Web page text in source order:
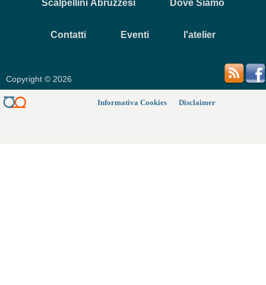
Scalpellini Abruzzesi Dove Siamo
Contatti Eventi l'atelier
Copyright © 2026
Disclaimer
Informativa Cookies